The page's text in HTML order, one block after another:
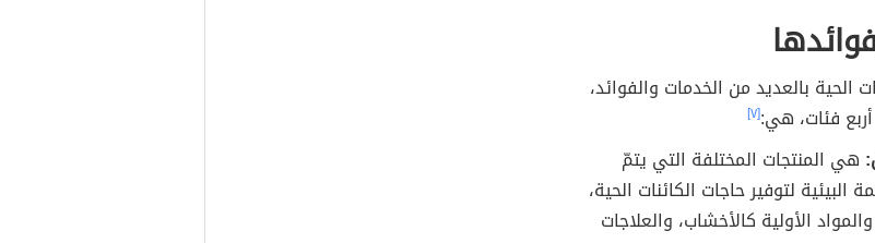
الحية بالعديد من الخدمات والفوائد،
فئات، هي:[٧]
هي المنتجات المختلفة التي يتمّ
لتوفير حاجات الكائنات الحية،
الأولية كالأخشاب، والعلاجات